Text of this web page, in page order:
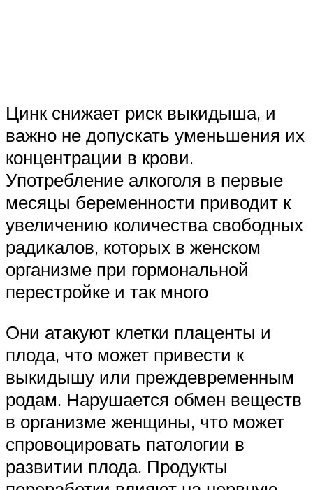
Цинк снижает риск выкидыша, и
важно не допускать уменьшения их
концентрации в крови.
Употребление алкоголя в первые
месяцы беременности приводит к
увеличению количества свободных
радикалов, которых в женском
организме при гормональной
перестройке и так много
Они атакуют клетки плаценты и
плода, что может привести к
выкидышу или преждевременным
родам. Нарушается обмен веществ
в организме женщины, что может
спровоцировать патологии в
развитии плода. Продукты